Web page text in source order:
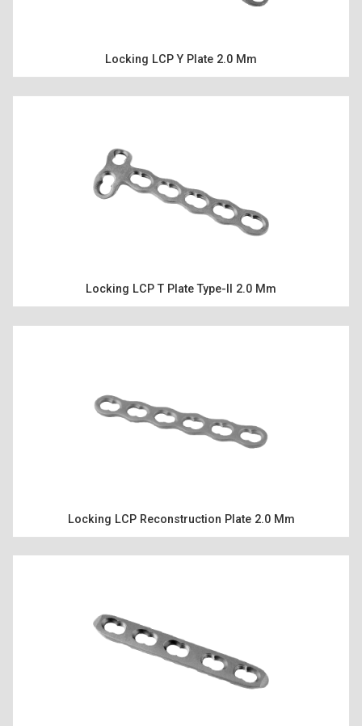
TÜRKÇE
Locking LCP Y Plate 2.0 Mm
Locking LCP T Plate Type-II 2.0 Mm
Locking LCP Reconstruction Plate 2.0 Mm